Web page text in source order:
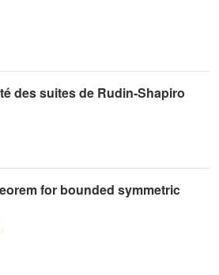
des suites de Rudin-Shapiro
for bounded symmetric